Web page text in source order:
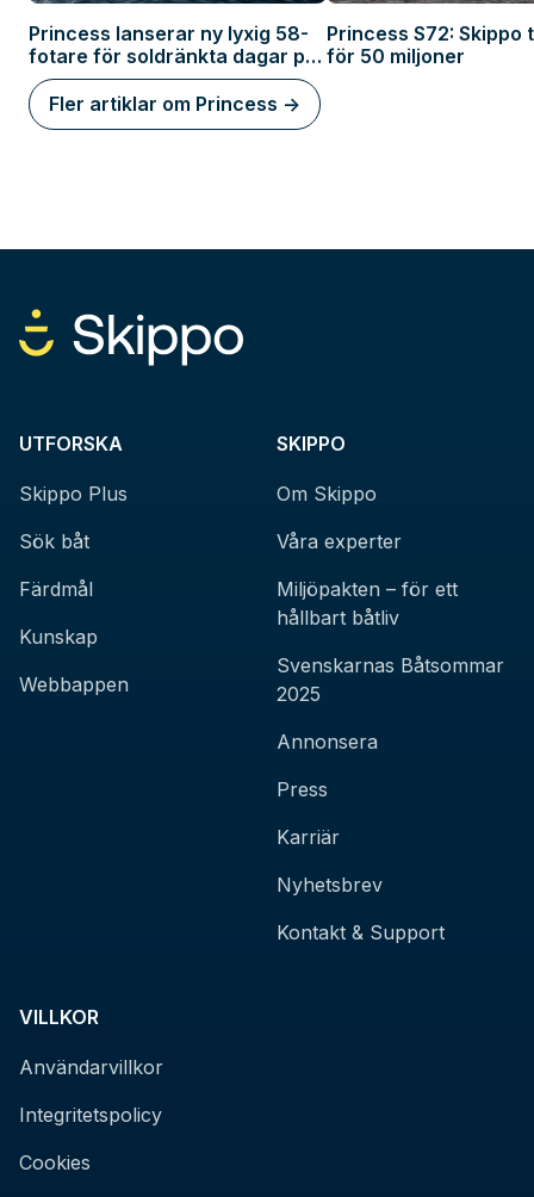
Princess lanserar ny lyxig 58-
fotare för soldränkta dagar på
sjön
Princess S72: Skippo
för 50 miljoner
Fler artiklar om Princess ->
UTFORSKA
Skippo Plus
Sök båt
Färdmål
Kunskap
Webbappen
SKIPPO
Om Skippo
Våra experter
Miljöpakten – för ett
hållbart båtliv
Svenskarnas Båtsommar
2025
Annonsera
Press
Karriär
Nyhetsbrev
Kontakt & Support
VILLKOR
Användarvillkor
Integritetspolicy
Cookies